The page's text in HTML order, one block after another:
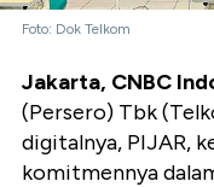
Foto: Dok Telkom
Jakarta, CNBC
(Persero) Tbk
digitalnya, PIJAR,
komitmennya